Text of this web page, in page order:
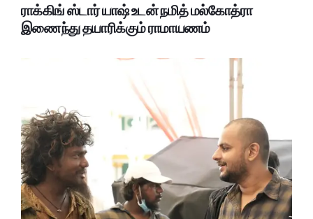
ராக்கிங் ஸ்டார் யாஷ் உடன் நமித் மல்கோத்ரா
இணைந்து தயாரிக்கும் ராமாயணம்